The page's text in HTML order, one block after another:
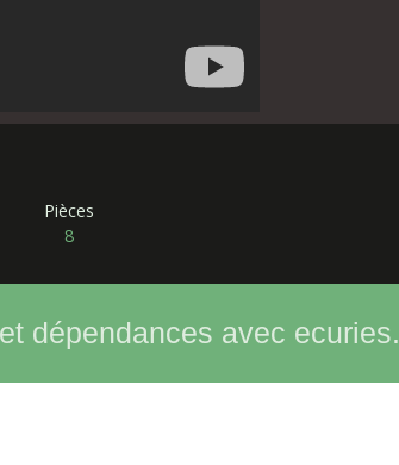
Pièces
8
dépendances avec ecuries.